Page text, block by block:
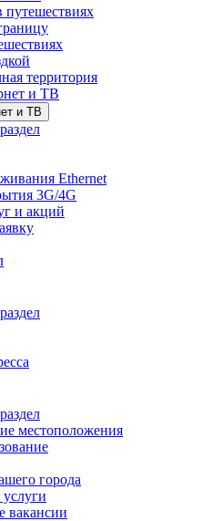
путешествиях
территория
и ТВ
и ТВ
Ethernet
3G/4G
и акций
местоположения
города
вакансии